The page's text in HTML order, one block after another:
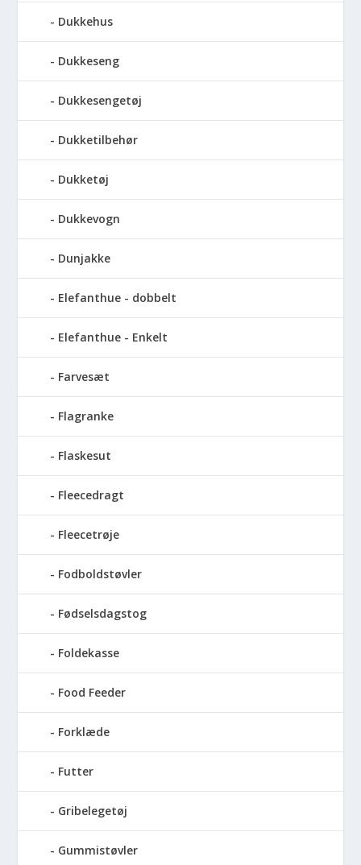
Dukkehus
Dukkeseng
Dukkesengetøj
Dukketilbehør
Dukketøj
Dukkevogn
Dunjakke
Elefanthue - dobbelt
Elefanthue - Enkelt
Farvesæt
Flagranke
Flaskesut
Fleecedragt
Fleecetrøje
Fodboldstøvler
Fødselsdagstog
Foldekasse
Food Feeder
Forklæde
Futter
Gribelegetøj
Gummistøvler